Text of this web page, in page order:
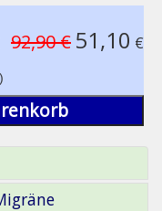
92,90 € 51,10 €